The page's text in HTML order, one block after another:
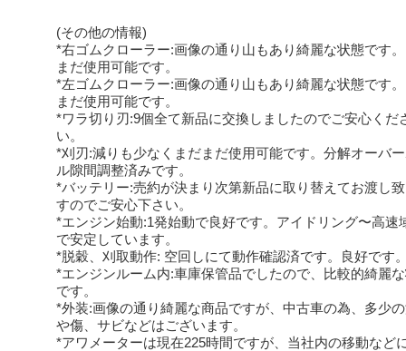
(その他の情報)
*右ゴムクローラー:画像の通り山もあり綺麗な状態です
まだ使用可能です。
*左ゴムクローラー:画像の通り山もあり綺麗な状態です
まだ使用可能です。
*ワラ切り刃:9個全て新品に交換しましたのでご安心くだ
い。
*刈刃:減りも少なくまだまだ使用可能です。分解オーバ
ル隙間調整済みです。
*バッテリー:売約が決まり次第新品に取り替えてお渡し
すのでご安心下さい。
*エンジン始動:1発始動で良好です。アイドリング〜高速
で安定しています。
*脱穀、刈取動作: 空回しにて動作確認済です。良好です
*エンジンルーム内:車庫保管品でしたので、比較的綺麗
です。
*外装:画像の通り綺麗な商品ですが、中古車の為、多少
や傷、サビなどはございます。
*アワメーターは現在225時間ですが、当社内の移動など